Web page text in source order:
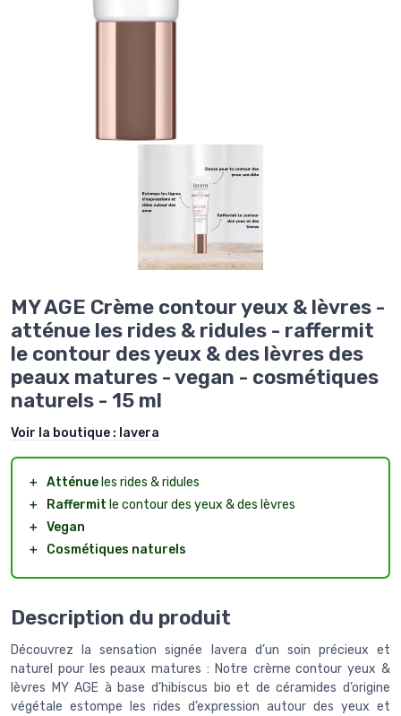
MY AGE Crème contour yeux & lèvres -
atténue les rides & ridules - raffermit
le contour des yeux & des lèvres des
peaux matures - vegan - cosmétiques
naturels - 15 ml
Voir la boutique : lavera
＋ Atténue les rides & ridules
＋
Raffermit le contour des yeux & des lèvres
＋ Vegan
＋
Cosmétiques naturels
Description du produit
Découvrez la sensation signée lavera d’un soin précieux et
naturel pour les peaux matures : Notre crème contour yeux &
lèvres MY AGE à base d’hibiscus bio et de céramides d’origine
végétale estompe les rides d’expression autour des yeux et